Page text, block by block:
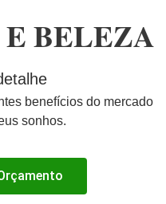
BELEZA
benefícios do mercado
sonhos.